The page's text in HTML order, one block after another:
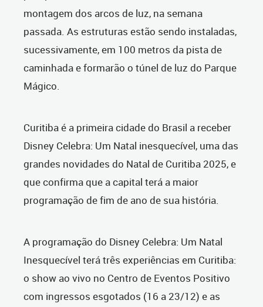
montagem dos arcos de luz, na semana
passada. As estruturas estão sendo instaladas,
sucessivamente, em 100 metros da pista de
caminhada e formarão o túnel de luz do Parque
Mágico.
Curitiba é a primeira cidade do Brasil a receber
Disney Celebra: Um Natal inesquecível, uma das
grandes novidades do Natal de Curitiba 2025, e
que confirma que a capital terá a maior
programação de fim de ano de sua história.
A programação do Disney Celebra: Um Natal
Inesquecível terá três experiências em Curitiba:
o show ao vivo no Centro de Eventos Positivo
com ingressos esgotados (16 a 23/12) e as